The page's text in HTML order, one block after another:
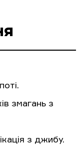
змагань з
з джибу.